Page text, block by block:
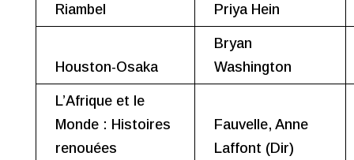
Riambel Priya Hein
Houston-Osaka
Bryan
Washington
L’Afrique et le
Monde : Histoires
renouées
Fauvelle, Anne
Laffont (Dir)